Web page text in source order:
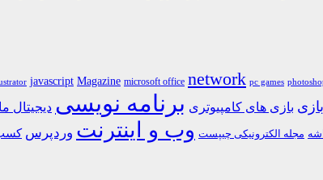
javascript Magazine microsoft office network pc games
بازی بازی های کامپیوتری برنامه نویسی دیجیتال
مجله الکترونیکی چیپست وب و اینترنت وردپرس